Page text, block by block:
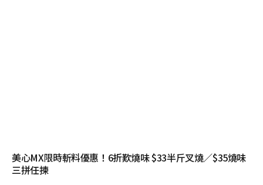
美心MX限時斬料優惠！6折歎燒味 $33半斤叉燒／$35燒味
三拼任揀